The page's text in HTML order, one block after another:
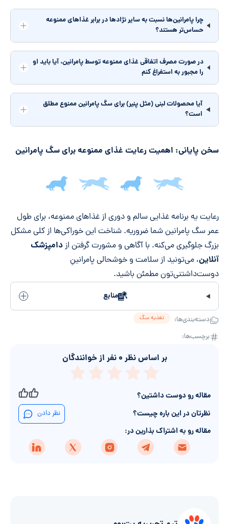
چرا پامرانین‌ها نسبت به سایر نژادها در برابر غذاهای ممنوعه
حساس‌تر هستند؟
در صورت مصرف اتفاقی غذای ممنوعه توسط پامرانین، آیا باید او
را مجبور به استفراغ کنم
آیا محصولات لبنی (مثل پنیر) برای سگ پامرانین ممنوع مطلق
است؟
سخن پایانی: اهمیت رعایت غذای ممنوعه برای سگ پامرانین
جمع‌بندی مقاله
رعایت یه برنامه غذایی سالم و دوری از غذاهای ممنوعه، برای طول
عمر سگ پامرانین شما ضروریه. شناخت این خوراکی‌ها از کلی مشکل
بزرگ جلوگیری می‌کنه. با آگاهی و مشورت گرفتن از دامپزشک
آنلاین، می‌تونید از سلامت و خوشحالی پامرانینِ
دوست‌داشتنی‌تون مطمئن باشید.
منابع
دسته‌بندی‌ها: تغذیه سگ
برچسب‌ها:
بر اساس نظر ۰ نفر از خوانندگان
مقاله رو دوست داشتین؟
نظرتان در این باره چیست؟
نظر دادن
مقاله رو به اشتراک بذارین در: